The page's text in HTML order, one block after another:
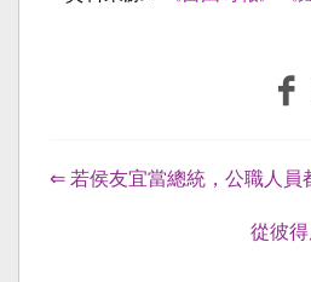
⇐ 若侯友宜當總統，公職人員
從彼